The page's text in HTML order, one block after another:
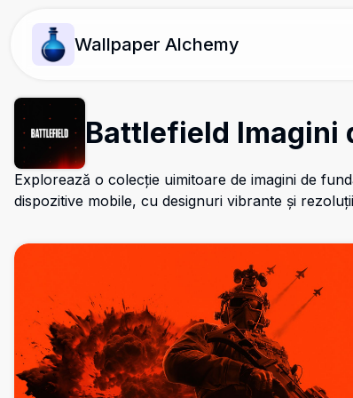
Wallpaper Alchemy
Battlefield Imagini
Explorează o colecție uimitoare de imagini de
dispozitive mobile, cu designuri vibrante și